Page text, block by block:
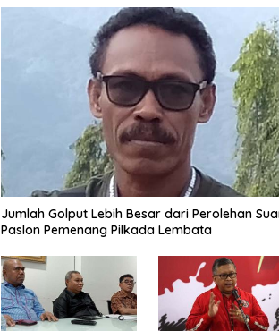
Jumlah Golput Lebih Besar dari Perolehan
Paslon Pemenang Pilkada Lembata